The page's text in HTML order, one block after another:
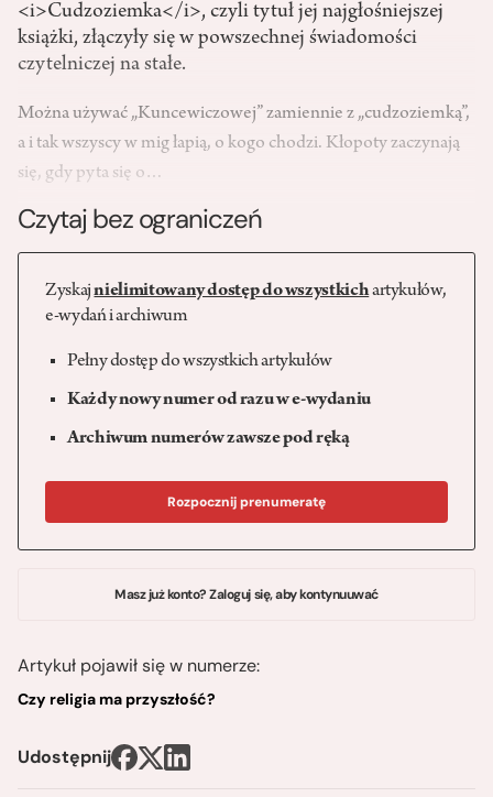
<i>Cudzoziemka</i>, czyli tytuł jej najgłośniejszej
książki, złączyły się w powszechnej świadomości
czytelniczej na stałe.
Można używać „Kuncewiczowej” zamiennie z „cudzoziemką”,
a i tak wszyscy w mig łapią, o kogo chodzi. Kłopoty zaczynają
się, gdy pyta się o…
Czytaj bez ograniczeń
Zyskajnielimitowany dostęp do wszystkichartykułów,
e-wydań i archiwum
Pełny dostęp do wszystkich artykułów
Każdy nowy numer od razu w e-wydaniu
Archiwum numerów zawsze pod ręką
Rozpocznij prenumeratę
Masz już konto? Zaloguj się, aby kontynuuwać
Artykuł pojawił się w numerze:
Czy religia ma przyszłość?
Udostępnij